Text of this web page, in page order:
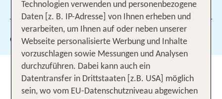
1 Filter hinzugefügt
Gewählte Filter: Niederbayern
Wellness und Natur erleben bei
einem Urlaub in Niederbayern
Technologien verwenden und personenbezogene
Daten [z. B. IP-Adresse] von Ihnen erheben und
verarbeiten, um Ihnen auf oder neben unserer
Webseite personalisierte Werbung und Inhalte
vorzuschlagen sowie Messungen und Analysen
durchzuführen. Dabei kann auch ein
Datentransfer in Drittstaaten [z.B. USA] möglich
sein, wo vom EU-Datenschutzniveau abgewichen